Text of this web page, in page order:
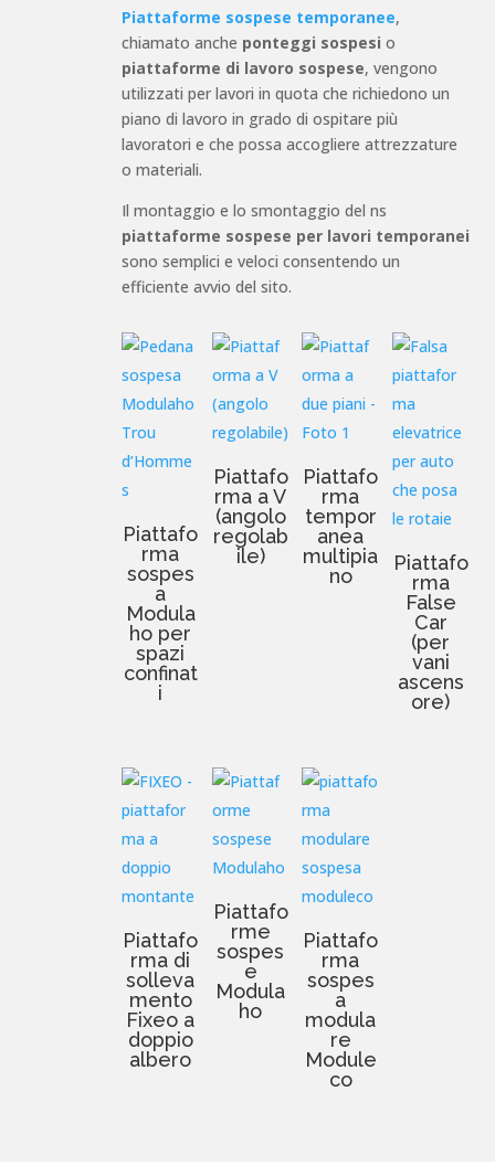
Piattaforme sospese temporanee,
chiamato anche ponteggi sospesio
piattaforme di lavoro sospese, vengono
utilizzati per lavori in quota che richiedono un
piano di lavoro in grado di ospitare più
lavoratori e che possa accogliere attrezzature
o materiali.
Il montaggio e lo smontaggio del ns
piattaforme sospese per lavori temporanei
sono semplici e veloci consentendo un
efficiente avvio del sito.
Piattafo
rma
sospes
a
Modula
ho per
spazi
confinat
i
Piattafo
rma a V
(angolo
regolab
ile)
Piattafo
rma
tempor
anea
multipia
no
Piattafo
rma
False
Car
(per
vani
ascens
ore)
Piattafo
rma di
solleva
mento
Fixeo a
doppio
albero
Piattafo
rme
sospes
e
Modula
ho
Piattafo
rma
sospes
a
modula
re
Module
co